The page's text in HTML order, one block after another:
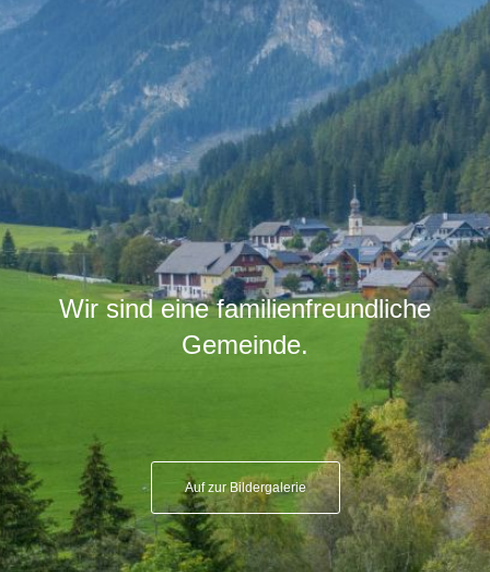
Wir sind eine familienfreundliche
Gemeinde.
Auf zur Bildergalerie